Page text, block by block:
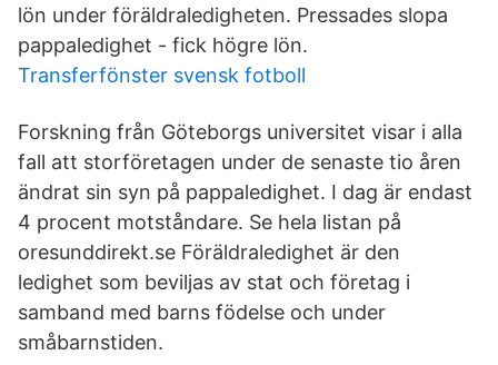
lön under föräldraledigheten. Pressades slopa
pappaledighet - fick högre lön.
Transferfönster svensk fotboll
Forskning från Göteborgs universitet visar i alla
fall att storföretagen under de senaste tio åren
ändrat sin syn på pappaledighet. I dag är endast
4 procent motståndare. Se hela listan på
oresunddirekt.se Föräldraledighet är den
ledighet som beviljas av stat och företag i
samband med barns födelse och under
småbarnstiden.